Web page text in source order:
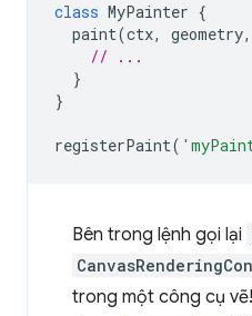
class MyPainter {
paint(ctx, geometry,
// ...
}
}
registerPaint(
Bên trong lệnh gọi lại
trong một công cụ vẽ!